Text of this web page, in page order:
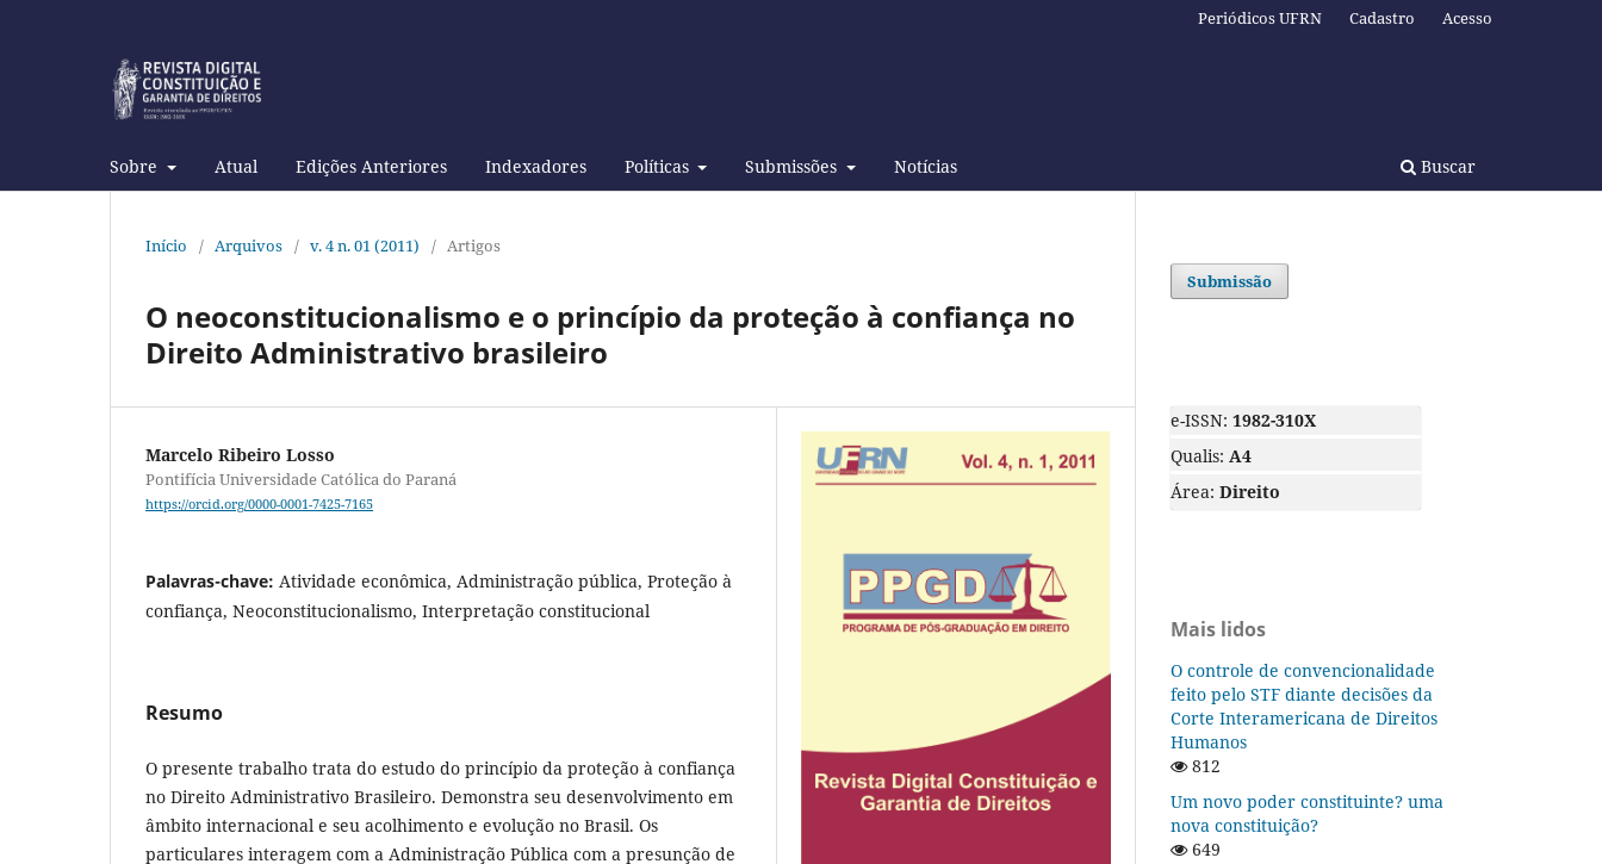
Sobre Atual Edições Anteriores Indexadores Políticas Submissões Notícias Buscar
Periódicos UFRN Cadastro Acesso
Início / Arquivos / v. 4 n. 01 (2011) / Artigos
O neoconstitucionalismo e o princípio da proteção à confiança no
Direito Administrativo brasileiro
Marcelo Ribeiro Losso
Pontifícia Universidade Católica do Paraná
https://orcid.org/0000-0001-7425-7165
Palavras-chave: Atividade econômica, Administração pública, Proteção à
confiança, Neoconstitucionalismo, Interpretação constitucional
Resumo
O presente trabalho trata do estudo do princípio da proteção à confiança
no Direito Administrativo Brasileiro. Demonstra seu desenvolvimento em
âmbito internacional e seu acolhimento e evolução no Brasil. Os
particulares interagem com a Administração Pública com a presunção de
Submissão
e-ISSN: 1982-310X
Qualis: A4
Área: Direito
Mais lidos
O controle de convencionalidade
feito pelo STF diante decisões da
Corte Interamericana de Direitos
Humanos
812
Um novo poder constituinte? uma
nova constituição?
649